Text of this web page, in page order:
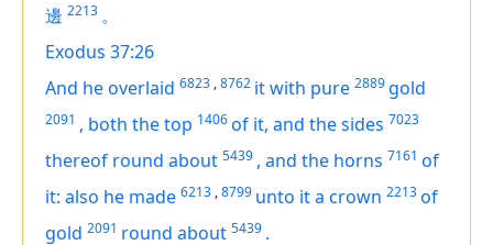
邊 2213 。
Exodus 37:26
And he overlaid 6823 ,8762 it with pure 2889 gold
2091 , both the top 1406of it, and the sides 7023
thereof round about 5439 , and the horns 7161 of
it: also he made 6213 ,8799 unto it a crown 2213of
gold 2091 round about 5439 .